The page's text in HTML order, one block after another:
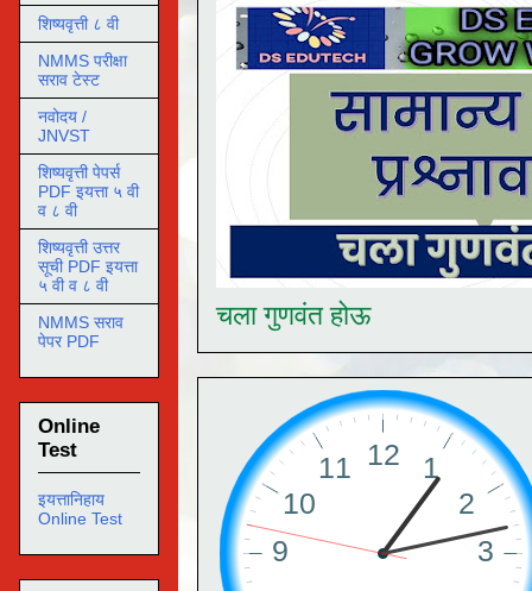
चला गुणवंत होऊ
शिष्यवृत्ती ८ वी
NMMS परीक्षा
सराव टेस्ट
नवोदय /
JNVST
शिष्यवृत्ती पेपर्स
PDF इयत्ता ५ वी
व ८ वी
शिष्यवृत्ती उत्तर
सूची PDF इयत्ता
५ वी व ८ वी
NMMS सराव
पेपर PDF
Online
Test
इयत्तानिहाय
Online Test